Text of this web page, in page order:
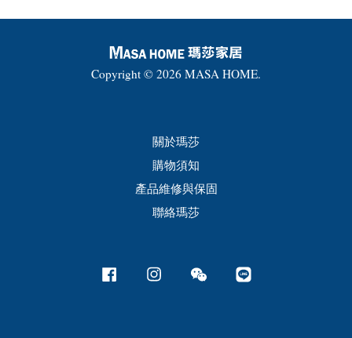
Copyright © 2026 MASA HOME.
關於瑪莎
購物須知
產品維修與保固
聯絡瑪莎
Facebook Instagram Wechat